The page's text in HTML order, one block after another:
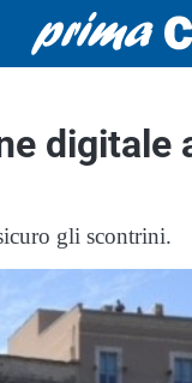
digitale
gli scontrini.